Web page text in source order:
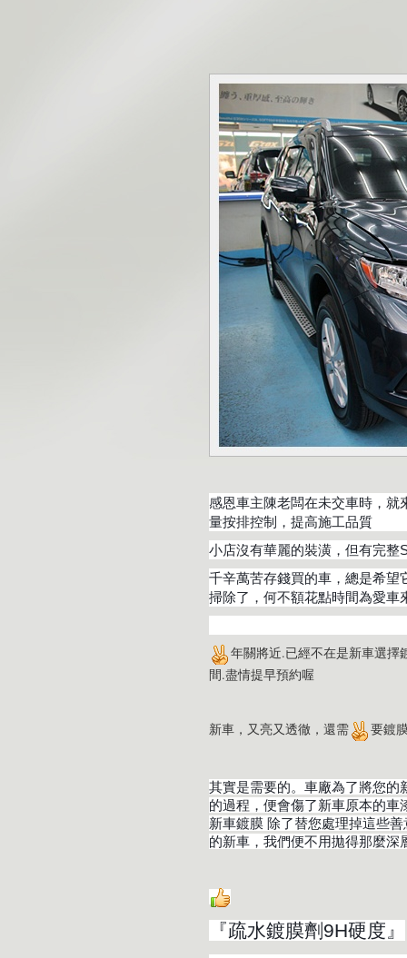
感恩車主陳老闆在未交車時，就
量按排控制，提高施工品質
小店沒有華麗的裝潢，但有完整
千辛萬苦存錢買的車 ，總是希
掃除了，何不額花點時間為愛車
年關將近.已經不在是新車選擇
間.盡情提早預約喔
新車，又亮又透徹，還需 要鍍
其實是需要的。車廠為了將您的
的過程，便會傷了新車原本的
新車鍍膜 除了替您處理掉這些
的新車，我們便不用拋得那麼
『疏水鍍膜劑9H硬度』